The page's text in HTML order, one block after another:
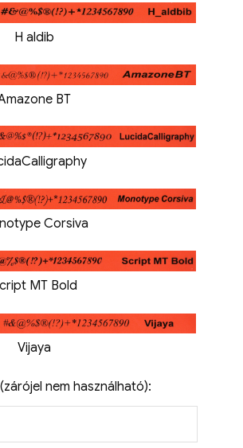
H aldib
BT
Corsiva
MT Bold
Vijaya
nem használható):